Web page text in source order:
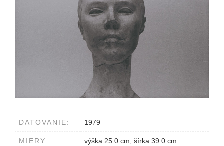
DATOVANIE: 1979
MIERY: výška 25.0 cm, šírka 39.0 cm